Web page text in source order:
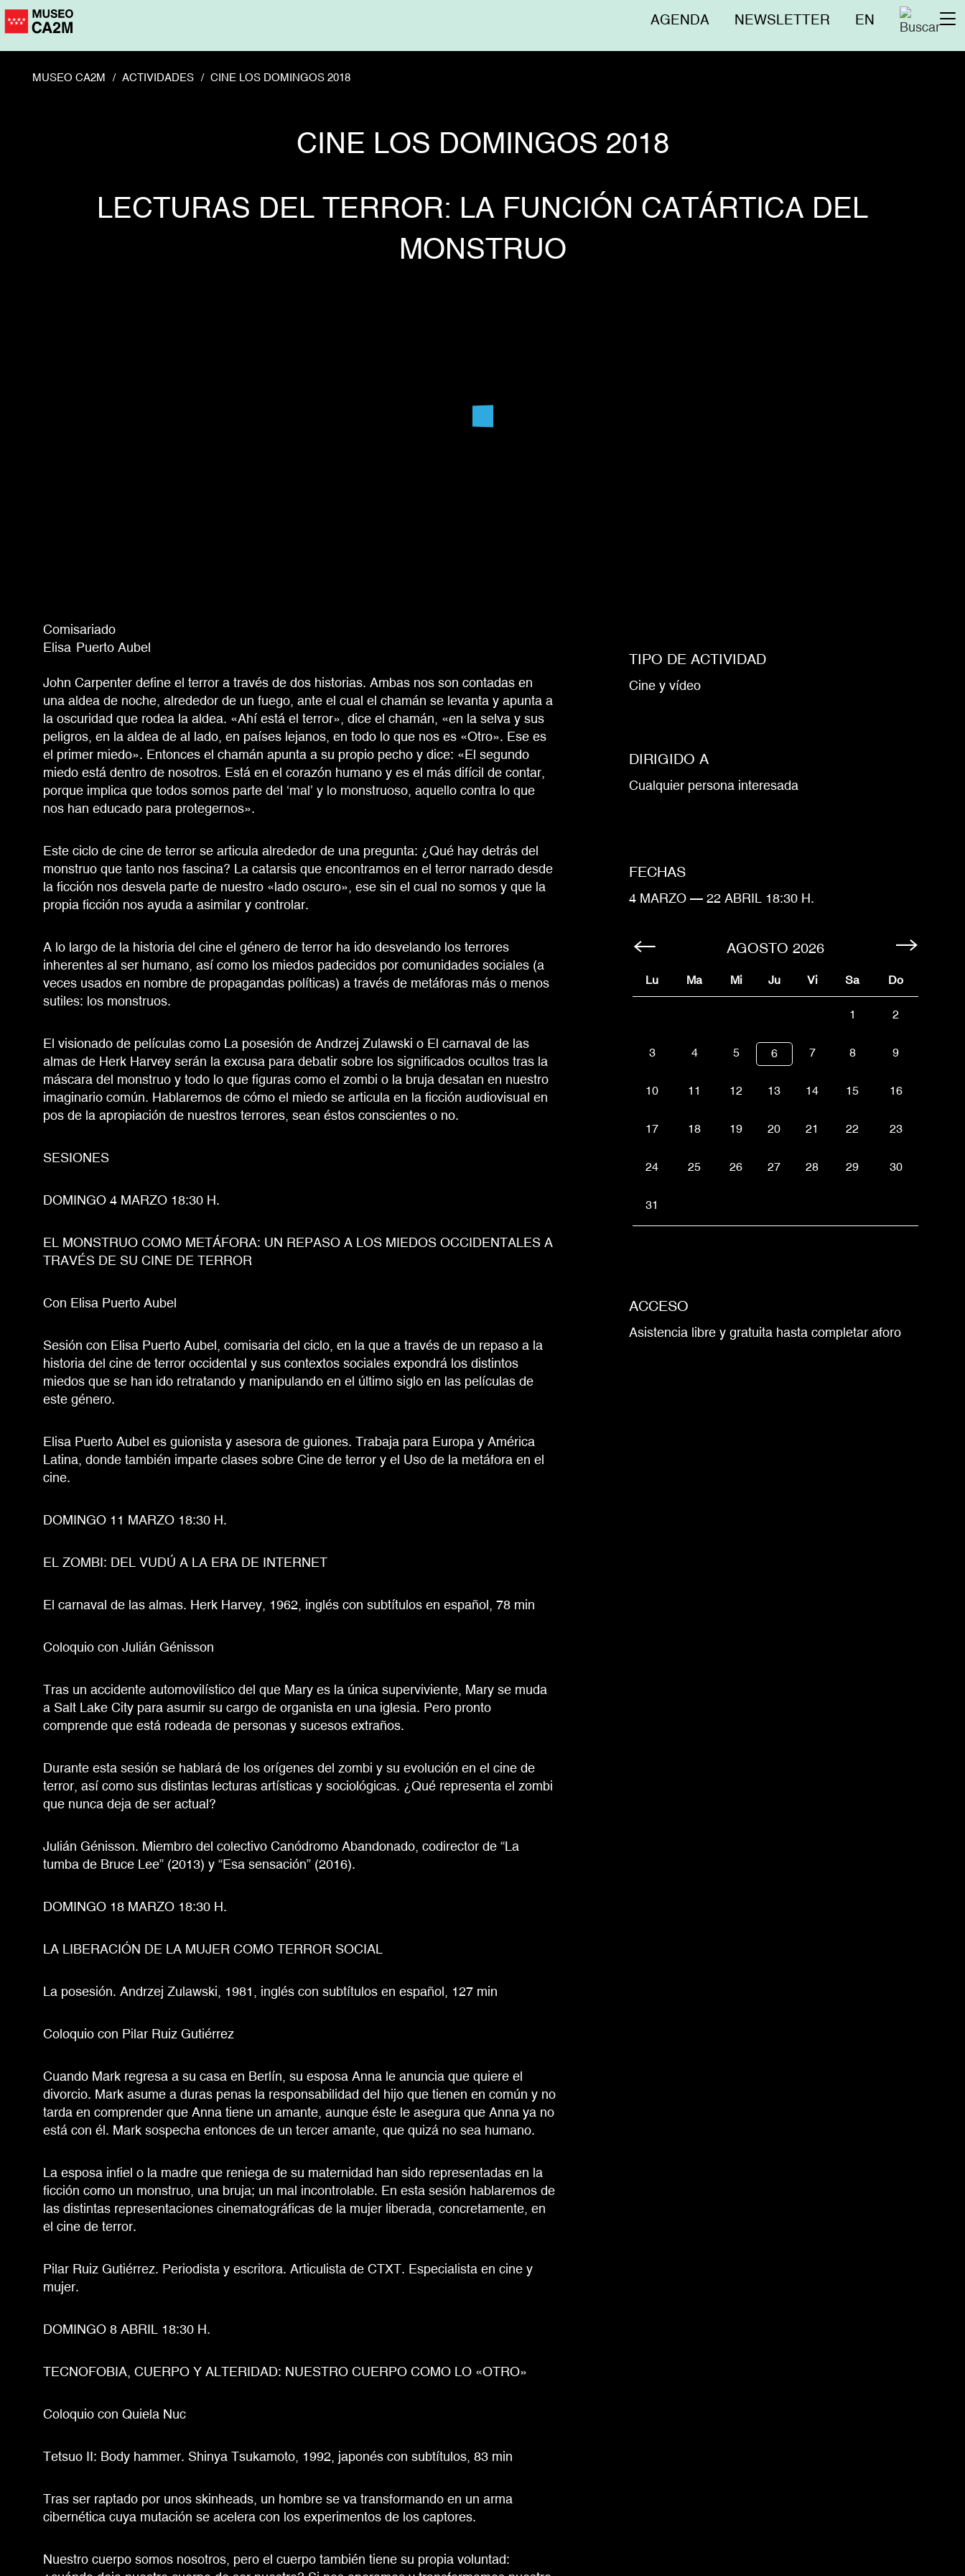
Pasar
Menú
AGENDA NEWSLETTER EN
MUSEO CA2M ACTIVIDADES CINE LOS DOMINGOS 2018
CINE LOS DOMINGOS 2018
LECTURAS DEL TERROR: LA FUNCIÓN CATÁRTICA DEL
MONSTRUO
Comisariado
Elisa Puerto Aubel
John Carpenter define el terror a través de dos historias. Ambas nos son contadas en
una aldea de noche, alrededor de un fuego, ante el cual el chamán se levanta y apunta a
la oscuridad que rodea la aldea. «Ahí está el terror», dice el chamán, «en la selva y sus
peligros, en la aldea de al lado, en países lejanos, en todo lo que nos es «Otro». Ese es
el primer miedo». Entonces el chamán apunta a su propio pecho y dice: «El segundo
miedo está dentro de nosotros. Está en el corazón humano y es el más difícil de contar,
porque implica que todos somos parte del ‘mal’ y lo monstruoso, aquello contra lo que
nos han educado para protegernos».
Este ciclo de cine de terror se articula alrededor de una pregunta: ¿Qué hay detrás del
monstruo que tanto nos fascina? La catarsis que encontramos en el terror narrado desde
la ficción nos desvela parte de nuestro «lado oscuro», ese sin el cual no somos y que la
propia ficción nos ayuda a asimilar y controlar.
A lo largo de la historia del cine el género de terror ha ido desvelando los terrores
inherentes al ser humano, así como los miedos padecidos por comunidades sociales (a
veces usados en nombre de propagandas políticas) a través de metáforas más o menos
sutiles: los monstruos.
El visionado de películas como La posesión de Andrzej Zulawski o El carnaval de las
almas de Herk Harvey serán la excusa para debatir sobre los significados ocultos tras la
máscara del monstruo y todo lo que figuras como el zombi o la bruja desatan en nuestro
imaginario común. Hablaremos de cómo el miedo se articula en la ficción audiovisual en
pos de la apropiación de nuestros terrores, sean éstos conscientes o no.
SESIONES
DOMINGO 4 MARZO 18:30 H.
EL MONSTRUO COMO METÁFORA: UN REPASO A LOS MIEDOS OCCIDENTALES A
TRAVÉS DE SU CINE DE TERROR
Con Elisa Puerto Aubel
Sesión con Elisa Puerto Aubel, comisaria del ciclo, en la que a través de un repaso a la
historia del cine de terror occidental y sus contextos sociales expondrá los distintos
miedos que se han ido retratando y manipulando en el último siglo en las películas de
este género.
Elisa Puerto Aubel es guionista y asesora de guiones. Trabaja para Europa y América
Latina, donde también imparte clases sobre Cine de terror y el Uso de la metáfora en el
cine.
DOMINGO 11 MARZO 18:30 H.
EL ZOMBI: DEL VUDÚ A LA ERA DE INTERNET
El carnaval de las almas. Herk Harvey, 1962, inglés con subtítulos en español, 78 min
Coloquio con Julián Génisson
Tras un accidente automovilístico del que Mary es la única superviviente, Mary se muda
a Salt Lake City para asumir su cargo de organista en una iglesia. Pero pronto
comprende que está rodeada de personas y sucesos extraños.
Durante esta sesión se hablará de los orígenes del zombi y su evolución en el cine de
terror, así como sus distintas lecturas artísticas y sociológicas. ¿Qué representa el zombi
que nunca deja de ser actual?
Julián Génisson. Miembro del colectivo Canódromo Abandonado, codirector de “La
tumba de Bruce Lee” (2013) y “Esa sensación” (2016).
DOMINGO 18 MARZO 18:30 H.
LA LIBERACIÓN DE LA MUJER COMO TERROR SOCIAL
La posesión. Andrzej Zulawski, 1981, inglés con subtítulos en español, 127 min
Coloquio con Pilar Ruiz Gutiérrez
Cuando Mark regresa a su casa en Berlín, su esposa Anna le anuncia que quiere el
divorcio. Mark asume a duras penas la responsabilidad del hijo que tienen en común y no
tarda en comprender que Anna tiene un amante, aunque éste le asegura que Anna ya no
está con él. Mark sospecha entonces de un tercer amante, que quizá no sea humano.
La esposa infiel o la madre que reniega de su maternidad han sido representadas en la
ficción como un monstruo, una bruja; un mal incontrolable. En esta sesión hablaremos de
las distintas representaciones cinematográficas de la mujer liberada, concretamente, en
el cine de terror.
Pilar Ruiz Gutiérrez. Periodista y escritora. Articulista de CTXT. Especialista en cine y
mujer.
DOMINGO 8 ABRIL 18:30 H.
TECNOFOBIA, CUERPO Y ALTERIDAD: NUESTRO CUERPO COMO LO «OTRO»
Coloquio con Quiela Nuc
Tetsuo II: Body hammer. Shinya Tsukamoto, 1992, japonés con subtítulos, 83 min
Tras ser raptado por unos skinheads, un hombre se va transformando en un arma
cibernética cuya mutación se acelera con los experimentos de los captores.
Nuestro cuerpo somos nosotros, pero el cuerpo también tiene su propia voluntad:
TIPO DE ACTIVIDAD
Cine y vídeo
DIRIGIDO A
Cualquier persona interesada
FECHAS
4 MARZO — 22 ABRIL 18:30 H.
AGOSTO 2026
Lu Ma Mi Ju Vi Sa Do
1 2
3 4 5 6 7 8 9
10 11 12 13 14 15 16
17 18 19 20 21 22 23
24 25 26 27 28 29 30
31
ACCESO
Asistencia libre y gratuita hasta completar aforo